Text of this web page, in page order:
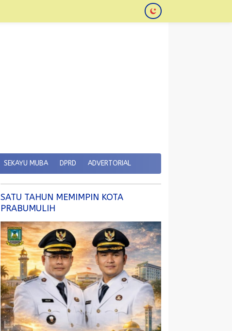
SEKAYU MUBA DPRD ADVERTORIAL
SATU TAHUN MEMIMPIN KOTA
PRABUMULIH